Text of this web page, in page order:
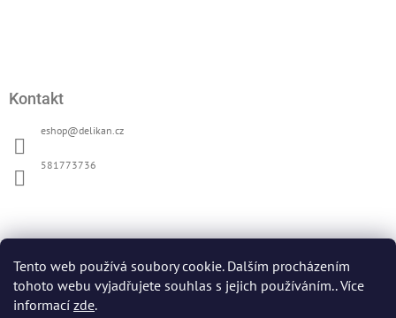
Tento web používá soubory cookie. Dalším procházením
tohoto webu vyjadřujete souhlas s jejich používáním.. Více
informací zde.
Kontakt
eshop@delikan.cz
581773736